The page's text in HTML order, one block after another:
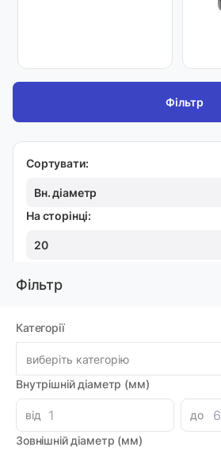
Фільтр
Категорії
виберіть категорію
Внутрішній діаметр (мм)
від
до
Зовнішній діаметр (мм)
Фільтр
Сортувати:
Вн. діаметр
На сторінці:
20
Доставка 1-2 дні
3934.84 грн